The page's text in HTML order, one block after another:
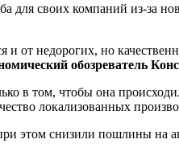
своих компаний из-за
и от недорогих, но
обозреватель
в том, чтобы она
локализованных
снизили пошлины на